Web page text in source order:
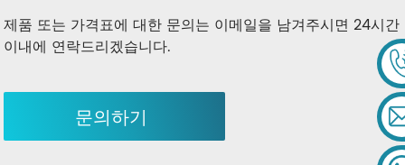
제품 또는 가격표에 대한 문의는 이메일을 남겨주시면 24시간
이내에 연락드리겠습니다.
문의하기